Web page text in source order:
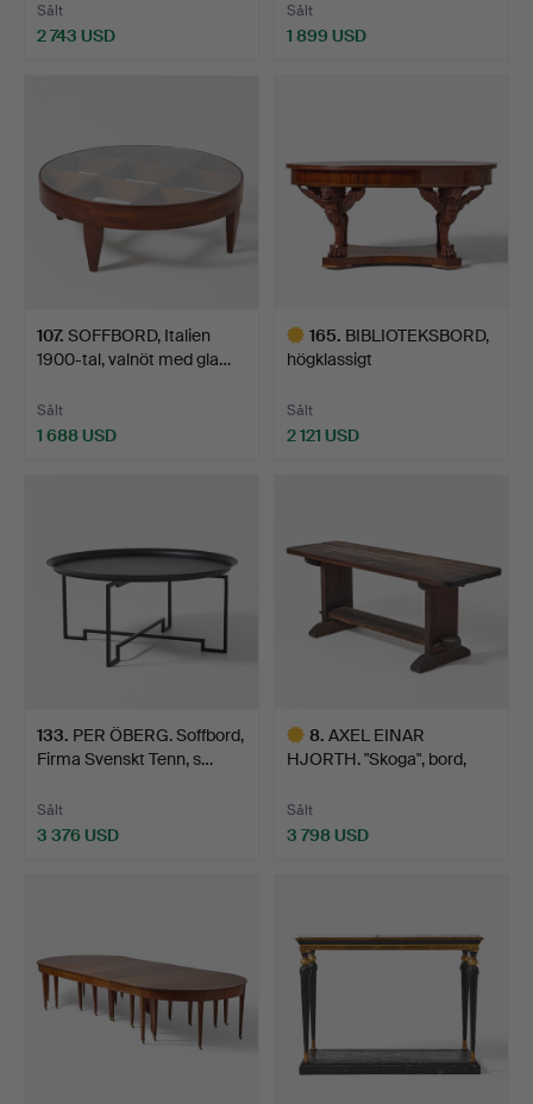
Sålt
2 743 USD
Sålt
1 899 USD
107. SOFFBORD, Italien
1900-tal, valnöt med gla…
Sålt
1 688 USD
165. BIBLIOTEKSBORD,
högklassigt
Sålt
2 121 USD
133. PER ÖBERG. Soffbord,
Firma Svenskt Tenn, s…
Sålt
3 376 USD
8. AXEL EINAR
HJORTH. "Skoga", bord,
Sålt
3 798 USD